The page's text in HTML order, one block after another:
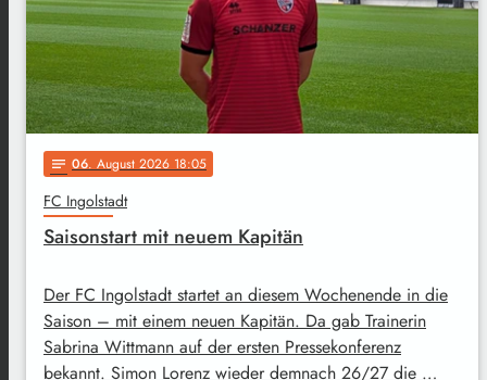
notes 06. August 2026 18:05
FC Ingolstadt
Saisonstart mit neuem Kapitän
Der FC Ingolstadt startet an diesem Wochenende in die
Saison – mit einem neuen Kapitän. Da gab Trainerin
Sabrina Wittmann auf der ersten Pressekonferenz
bekannt. Simon Lorenz wieder demnach 26/27 die …